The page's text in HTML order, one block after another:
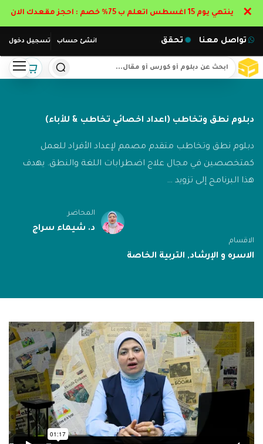
انشئ حساب تسجيل دخول تواصل معنا تحقق
دبلوم نطق وتخاطب (اعداد اخصائي تخاطب & للأباء)
دبلوم نطق وتخاطب متقدم مصمم لإعداد الأفراد للعمل
كمتخصصين في مجال علاج اضطرابات اللغة والنطق. يهدف
هذا البرنامج إلى تزويد …
المحاضر
د. شيماء سراج
الاقسام
الاسره و الإرشاد, التربية الخاصة
ينتهي يوم 15 اغسطس اتعلم ب 75% خصم : احجز مقعدك الان ✕